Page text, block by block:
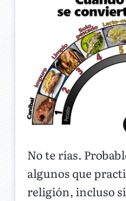
No te rías.
algunos que
religión, incluso